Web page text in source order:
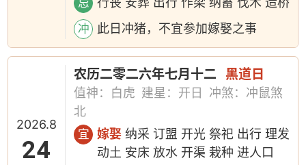
忌
冲 此日冲猪，不宜参加嫁娶之事
2026.8
24
农历二零二六年七月十二 黑道日
值神：白虎 建星：开日
冲煞：冲鼠煞
北
宜 嫁娶 纳采 订盟 开光 祭祀 出行 理发
动土 安床 放水 开渠 栽种 进人口